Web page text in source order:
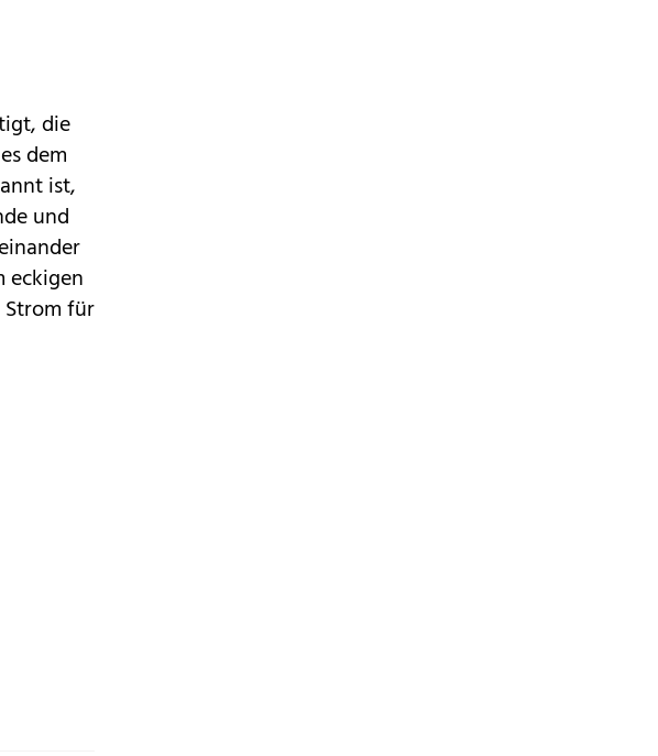
die
dem
ist,
und
eckigen
für